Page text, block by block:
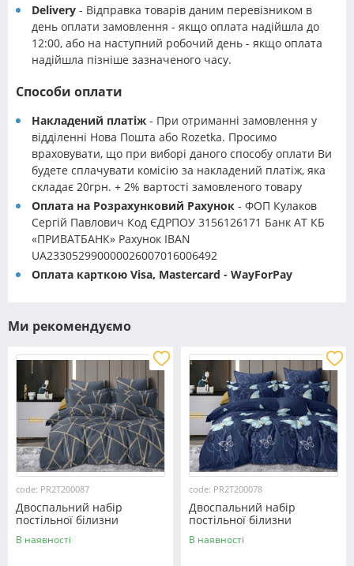
Delivery - Відправка товарів даним перевізником в
день оплати замовлення - якщо оплата надійшла до
12:00, або на наступний робочий день - якщо оплата
надійшла пізніше зазначеного часу.
Способи оплати
Накладений платіж - При отриманні замовлення у
відділенні Нова Пошта або Rozetka. Просимо
враховувати, що при виборі даного способу оплати Ви
будете сплачувати комісію за накладений платіж, яка
складає 20грн. + 2% вартості замовленого товару
Оплата на Розрахунковий Рахунок - ФОП Кулаков
Сергій Павлович Код ЄДРПОУ 3156126171 Банк АТ КБ
«ПРИВАТБАНК» Рахунок IBAN
UA233052990000026007016006492
Оплата карткою Visa, Mastercard - WayForPay
Ми рекомендуємо
code: PR2T200087
Двоспальний набір
постільної білизни
180*220 із полікотону
№200087 Черешенька™
В наявності
code: PR2T200078
Двоспальний набір
постільної білизни
180*220 із полікотону
№200078 Черешенька™
В наявності